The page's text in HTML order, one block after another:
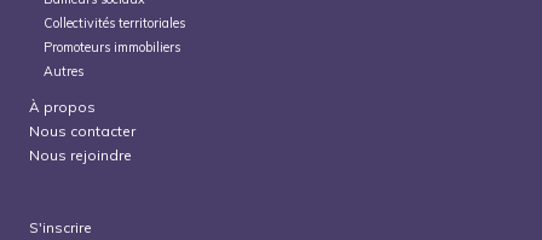
Collectivités territoriales
Promoteurs immobiliers
Autres
À propos
Nous contacter
Nous rejoindre
S'inscrire